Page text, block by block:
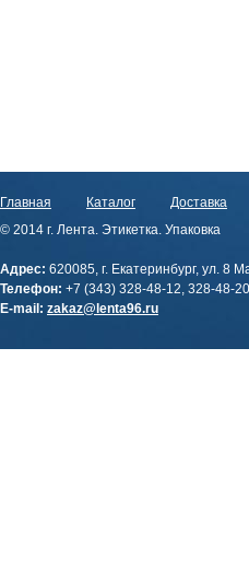
Главная Каталог Доставка
© 2014 г. Лента. Этикетка. Упаковка
Адрес: 620085, г. Екатеринбург, ул. 8
Телефон: +7 (343) 328-48-12, 328-48-20
E-mail: zakaz@lenta96.ru